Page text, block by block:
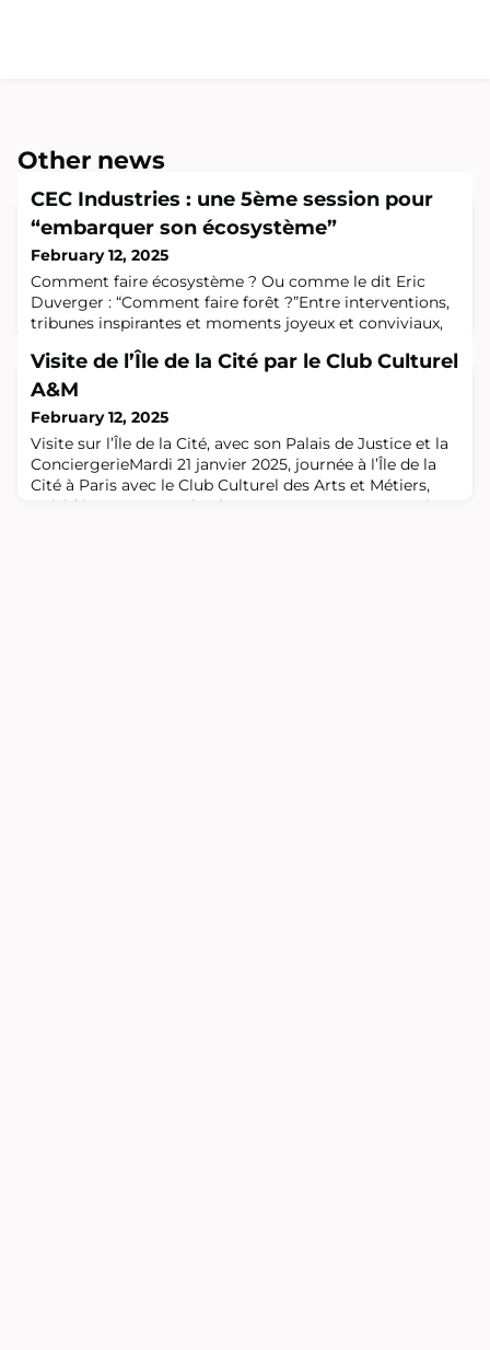
Other news
CEC Industries : une 5ème session pour
“embarquer son écosystème”
February 12, 2025
Comment faire écosystème ? Ou comme le dit Eric
Duverger : “Comment faire forêt ?”Entre interventions,
tribunes inspirantes et moments joyeux et conviviaux,
jours au moyen d’embarquer son écosystème,
indispensable pour atteindre le cap régénératif.La
session 5 a aussi fait la part belle aux ateliers pratiques
pour outiller les participants et
Visite de l’Île de la Cité par le Club Culturel
A&M
February 12, 2025
Visite sur l’Île de la Cité, avec son Palais de Justice et la
ConciergerieMardi 21 janvier 2025, journée à l’Île de la
Cité à Paris avec le Club Culturel des Arts et Métiers,
présidé par notre amie Florence RIOU, en compagnie